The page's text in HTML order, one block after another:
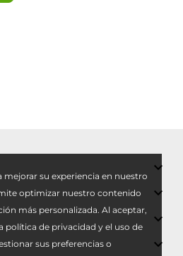
mejorar su experiencia en nuestro
optimizar nuestro contenido
más personalizada. Al aceptar,
política de privacidad y el uso de
sus preferencias o



